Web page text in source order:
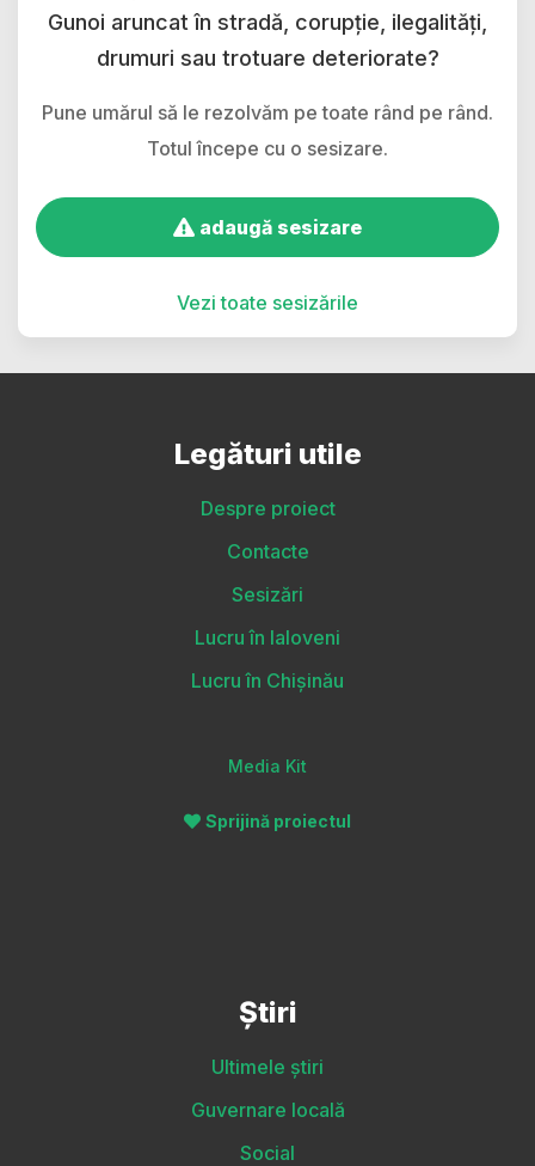
Gunoi aruncat în stradă, corupție, ilegalități,
drumuri sau trotuare deteriorate?
Pune umărul să le rezolvăm pe toate rând pe rând.
Totul începe cu o sesizare.
adaugă sesizare
Vezi toate sesizările
Legături utile
Despre proiect
Contacte
Sesizări
Lucru în Ialoveni
Lucru în Chișinău
Media Kit
Sprijină proiectul
Știri
Ultimele știri
Guvernare locală
Social